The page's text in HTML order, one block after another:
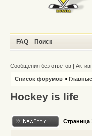
FAQ Поиск
Сообщения без ответов |
Список форумов »
Hockey is life
Страница